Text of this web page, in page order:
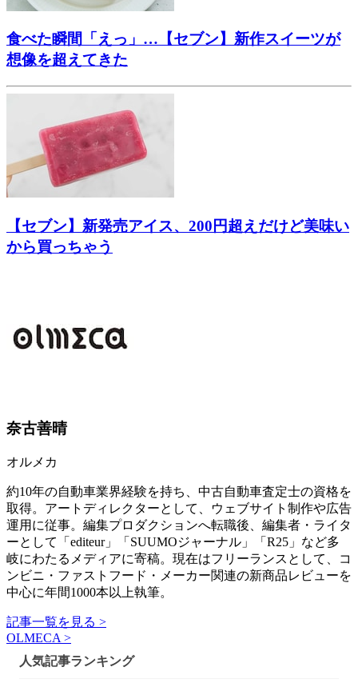
食べた瞬間「えっ」…【セブン】新作スイーツが
想像を超えてきた
【セブン】新発売アイス、200円超えだけど美味い
から買っちゃう
奈古善晴
オルメカ
約10年の自動車業界経験を持ち、中古自動車査定士の資格を
取得。アートディレクターとして、ウェブサイト制作や広告
運用に従事。編集プロダクションへ転職後、編集者・ライタ
ーとして「editeur」「SUUMOジャーナル」「R25」など多
岐にわたるメディアに寄稿。現在はフリーランスとして、コ
ンビニ・ファストフード・メーカー関連の新商品レビューを
中心に年間1000本以上執筆。
記事一覧を見る >
OLMECA >
人気記事ランキング